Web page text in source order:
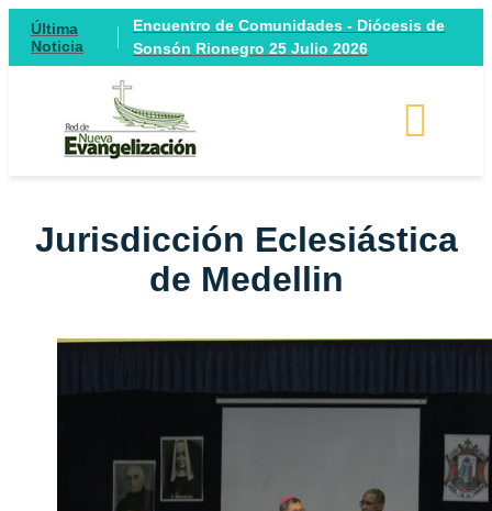
Última
Noticia
Encuentro de Comunidades - Diócesis de
Sonsón Rionegro 25 Julio 2026
Jurisdicción Eclesiástica
de Medellin